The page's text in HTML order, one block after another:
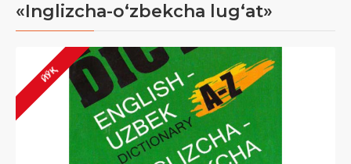
«Inglizcha-o‘zbekcha lug‘at»‎
ЙЎҚ